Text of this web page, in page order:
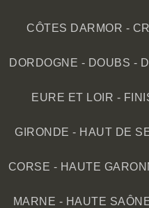
CÔTES DARMOR -
DORDOGNE - DOUBS -
EURE ET LOIR -
GIRONDE - HAUT DE
CORSE - HAUTE
MARNE - HAUTE